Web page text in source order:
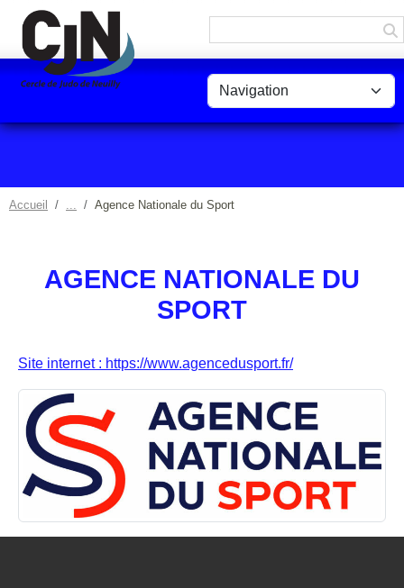
Accueil Agence Nationale du Sport
AGENCE NATIONALE DU
SPORT
Site internet : https://www.agencedusport.fr/
Panneau de gestion des cookies